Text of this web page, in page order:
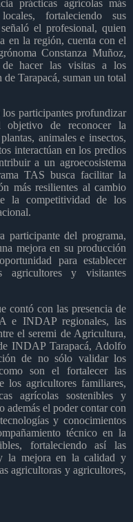
prácticas agrícolas más
fortaleciendo sus
el profesional, quien
en la región, cuenta con el
Constanza Muñoz,
hacer las visitas a los
Tarapacá, suman un total
participantes profundizar
objetivo de reconocer la
animales e insectos,
interactúan en los predios
a un agroecosistema
TAS busca facilitar la
más resilientes al cambio
la competitividad de los
participante del programa,
mejora en su producción
para establecer
agricultores y visitantes
contó con las presencia de
e INDAP regionales, las
el seremi de Agricultura,
INDAP Tarapacá, Adolfo
de no sólo validar los
son el fortalecer las
los agricultores familiares,
agrícolas sostenibles y
además el poder contar con
y conocimientos
técnico en la
fortaleciendo así las
la mejora en la calidad y
agricultoras y agricultores,